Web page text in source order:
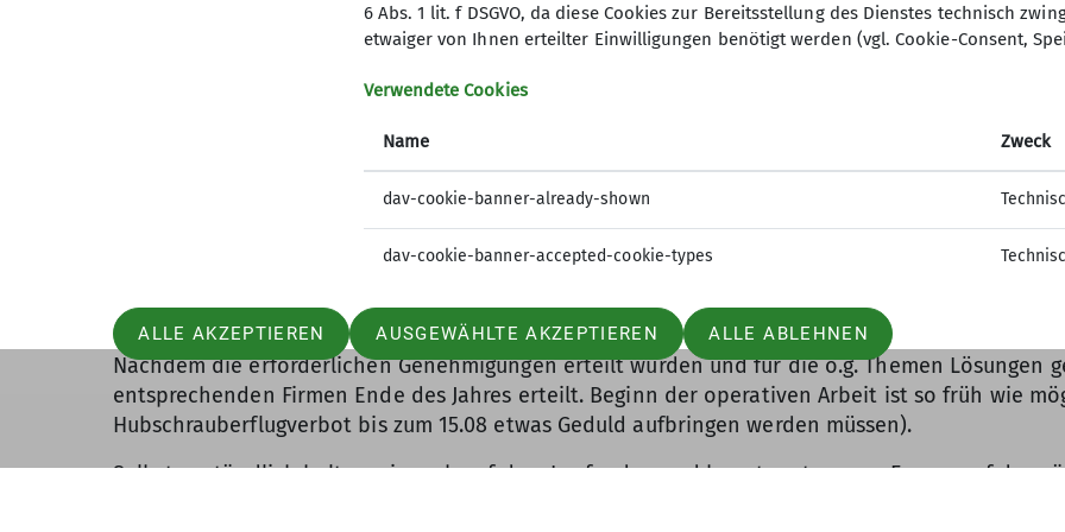
gewissen Modifikationen weitgehend weiterzunutzen.
für den Materialtransport und die Montage). Hierbei ist auch berücksichtigt, dass wir bestimmte
beispielsweise Demontage der alten Talstation und Teile des Aufbaus der neuen Talstation,
Zudem haben wir in 2025 die notwendigen Genehmigung des Vorhabens bei den zuständigen
Arbeitsausfahrt durchgeführt werden.
Nachdem die erforderlichen Genehmigungen erteilt wurden und für die o.g. Themen Lösungen
entsprechenden Firmen Ende des Jahres erteilt. Beginn der operativen Arbeit ist so früh wie
Hubschrauberflugverbot bis zum 15.08 etwas Geduld aufbringen werden müssen).
Selbstverständlich halten wir euch auf dem Laufenden und beantworten eure Fragen auf der
6 Abs. 1 lit. f DSGVO, da diese Cookies zur Bereitsstellung des Dienstes technisch
etwaiger von Ihnen erteilter Einwilligungen benötigt werden (vgl. Cookie-Consent,
Verwendete Cookies
Name Zweck
dav-cookie-banner-already-shown
dav-cookie-banner-accepted-cookie-types
ALLE AKZEPTIEREN AUSGEWÄHLTE AKZEPTIEREN ALLE ABLEHNEN